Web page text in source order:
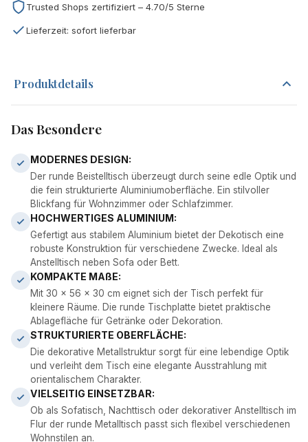
Trusted Shops zertifiziert – 4.70/5 Sterne
Lieferzeit: sofort lieferbar
Produktdetails
Das Besondere
MODERNES DESIGN:
Der runde Beistelltisch überzeugt durch seine edle Optik und
die fein strukturierte Aluminiumoberfläche. Ein stilvoller
Blickfang für Wohnzimmer oder Schlafzimmer.
HOCHWERTIGES ALUMINIUM:
Gefertigt aus stabilem Aluminium bietet der Dekotisch eine
robuste Konstruktion für verschiedene Zwecke. Ideal als
Anstelltisch neben Sofa oder Bett.
KOMPAKTE MAßE:
Mit 30 x 56 x 30 cm eignet sich der Tisch perfekt für
kleinere Räume. Die runde Tischplatte bietet praktische
Ablagefläche für Getränke oder Dekoration.
STRUKTURIERTE OBERFLÄCHE:
Die dekorative Metallstruktur sorgt für eine lebendige Optik
und verleiht dem Tisch eine elegante Ausstrahlung mit
orientalischem Charakter.
VIELSEITIG EINSETZBAR:
Ob als Sofatisch, Nachttisch oder dekorativer Anstelltisch im
Flur der runde Metalltisch passt sich flexibel verschiedenen
Wohnstilen an.